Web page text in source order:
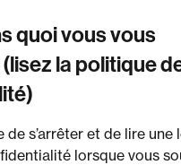
quoi vous vous
la politique
de s’arrêter et de lire une
lorsque vous